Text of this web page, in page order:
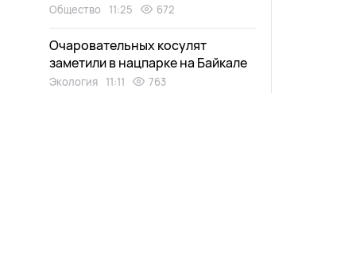
Общество 11:25 672
Очаровательных косулят
заметили в нацпарке на Байкале
Экология 11:11 763